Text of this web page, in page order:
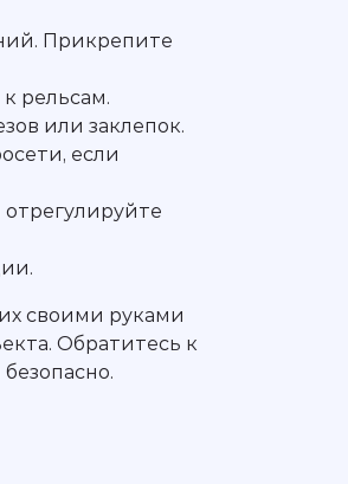
Прикрепите
рельсам.
или заклепок.
если
своими руками
Обратитесь к